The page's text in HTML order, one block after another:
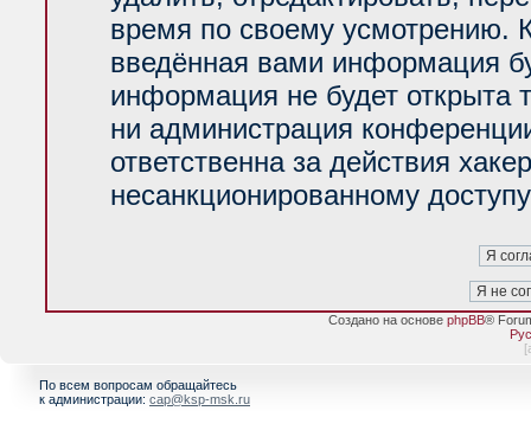
время по своему усмотрению.
введённая вами информация
информация не будет открыта
ни администрация
ответственна за действия
несанкционированному
Создано на основе phpBB®
[
По всем вопросам обращайтесь
к администрации: cap@ksp-msk.ru